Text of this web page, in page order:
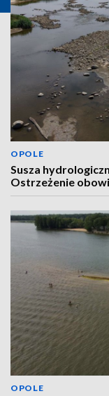
OPOLE
Susza
Ostrzeżenie
OPOLE